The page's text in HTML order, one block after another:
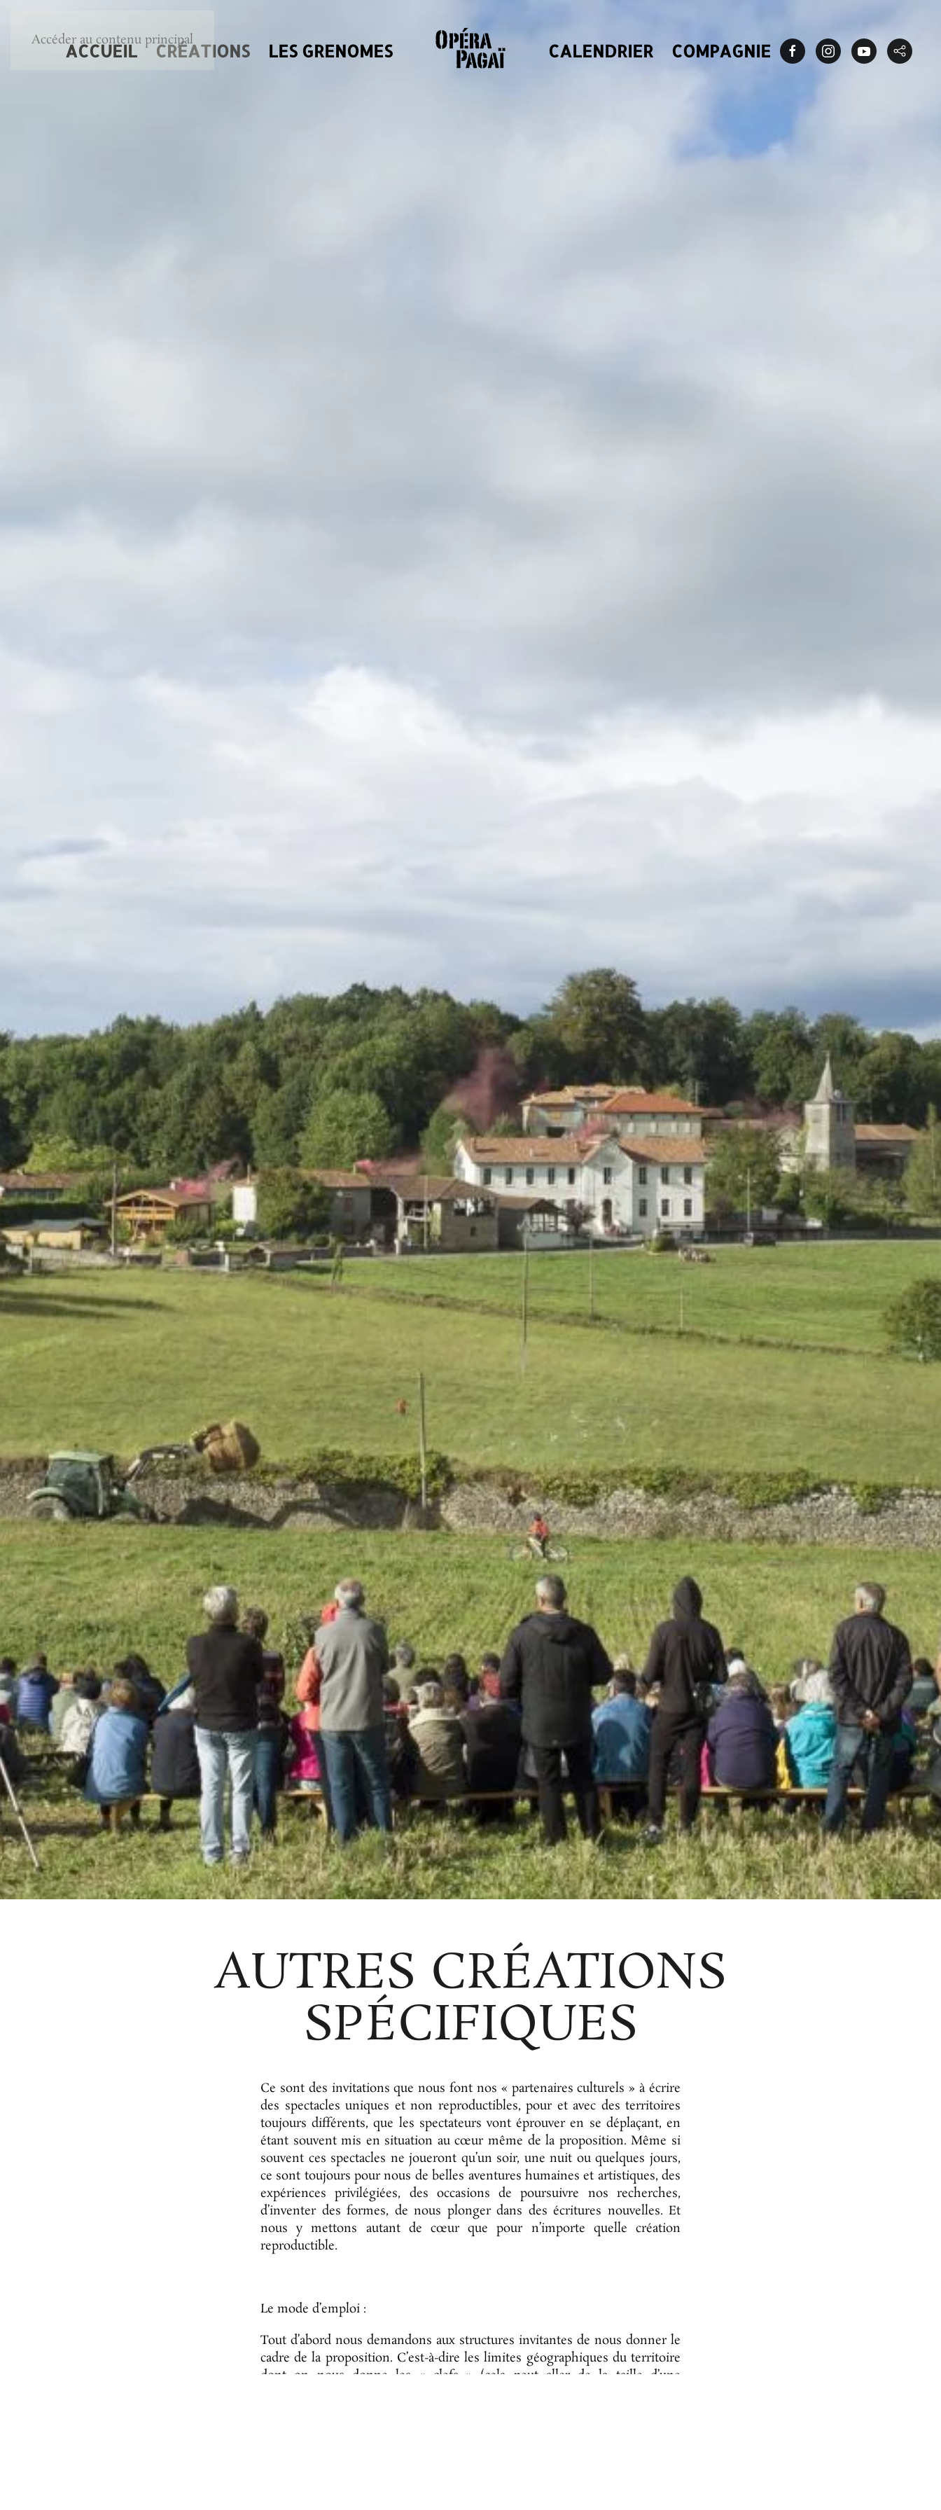
Accéder au contenu principal
ACCUEIL CRÉATIONS LES GRENOMES CALENDRIER COMPAGNIE
AUTRES CRÉATIONS
SPÉCIFIQUES
Ce sont des invitations que nous font nos « partenaires culturels » à écrire
des spectacles uniques et non reproductibles, pour et avec des territoires
toujours différents, que les spectateurs vont éprouver en se déplaçant, en
étant souvent mis en situation au cœur même de la proposition. Même si
souvent ces spectacles ne joueront qu’un soir, une nuit ou quelques jours,
ce sont toujours pour nous de belles aventures humaines et artistiques, des
expériences privilégiées, des occasions de poursuivre nos recherches,
d’inventer des formes, de nous plonger dans des écritures nouvelles. Et
nous y mettons autant de cœur que pour n’importe quelle création
reproductible.
Le mode d’emploi :
Tout d’abord nous demandons aux structures invitantes de nous donner le
cadre de la proposition. C’est-à-dire les limites géographiques du territoire
dont on nous donne les « clefs » (cela peut aller de la taille d’une